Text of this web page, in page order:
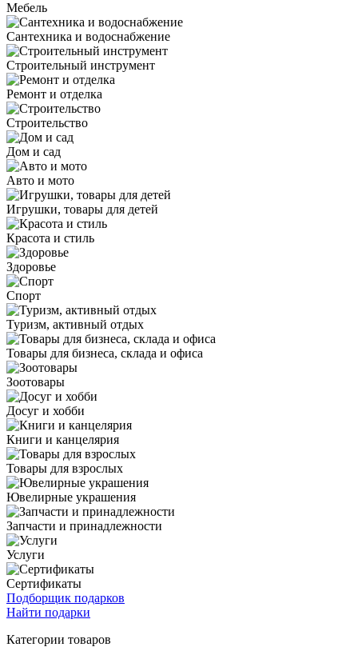
Мебель
Сантехника и водоснабжение
Строительный инструмент
Ремонт и отделка
Строительство
Дом и сад
Авто и мото
Игрушки, товары для детей
Красота и стиль
Здоровье
Спорт
Туризм, активный отдых
Товары для бизнеса, склада и офиса
Зоотовары
Досуг и хобби
Книги и канцелярия
Товары для взрослых
Ювелирные украшения
Запчасти и принадлежности
Услуги
Сертификаты
Подборщик подарков
Найти подарки
Категории товаров